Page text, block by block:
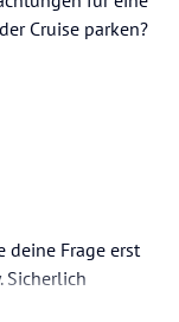
Cruise parken?
deine Frage erst
Sicherlich
war das